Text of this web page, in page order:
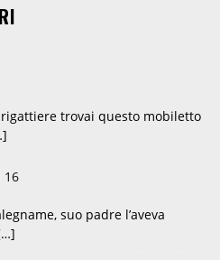
trovai questo mobiletto
16
suo padre l’aveva